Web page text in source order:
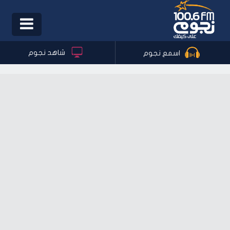
Toggle
اسمع نجوم شاهد نجوم